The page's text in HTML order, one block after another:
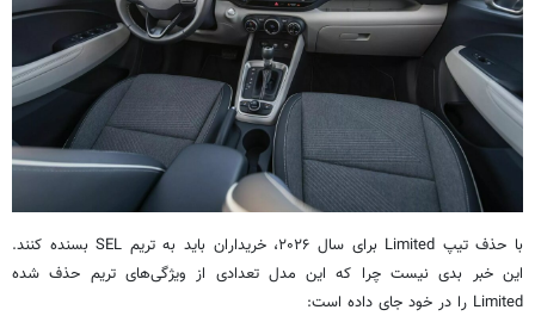
با حذف تیپ Limited برای سال ۲۰۲۶، خریداران باید به تریم SEL بسنده کنند.
این خبر بدی نیست چرا که این مدل تعدادی از ویژگی‌های تریم حذف شده
Limited را در خود جای داده است: